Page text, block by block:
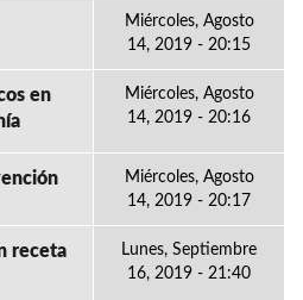
Miércoles, Agosto
14, 2019 - 20:15
en
Miércoles, Agosto
14, 2019 - 20:16
Miércoles, Agosto
14, 2019 - 20:17
receta
Lunes, Septiembre
16, 2019 - 21:40